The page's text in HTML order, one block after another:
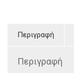
Περιγραφή
Περιγραφή